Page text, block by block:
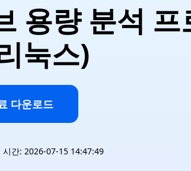
구
· USB 복구
· 한글 파일 복구
· 사진 복구
구
사진 화
질 높이
기
AI
온라인 사진 복구
온라인 문서 복구
온라인 오디오 복구
· 시네마틱 AI 이
· 애니메이션 실
· 하드 디스크 복사
· C 드라이브 확장
· MBR GPT 변환
용량 분석 프
눅스)
다운로드
시간: 2026-07-15 14:47:49